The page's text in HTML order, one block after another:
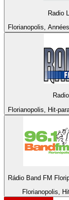
Radio
Florianopolis,
Florianopolis, Hit-
Rádio Band FM
Florianopolis,